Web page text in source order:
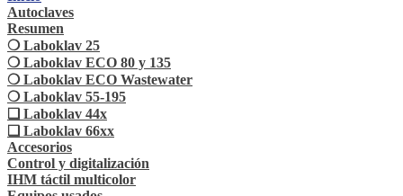
Autoclaves
Resumen
❍ Laboklav 25
❍ Laboklav ECO 80 y 135
❍ Laboklav ECO Wastewater
❍ Laboklav 55-195
❏ Laboklav 44x
❏ Laboklav 66xx
Accesorios
Control y digitalización
IHM táctil multicolor